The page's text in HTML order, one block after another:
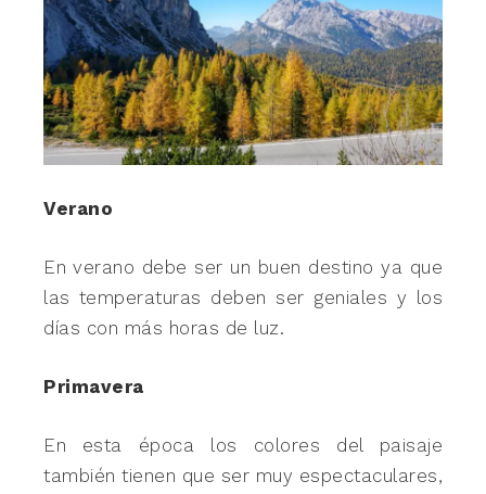
Verano
En verano debe ser un buen destino ya que
las temperaturas deben ser geniales y los
días con más horas de luz.
Primavera
En esta época los colores del paisaje
también tienen que ser muy espectaculares,